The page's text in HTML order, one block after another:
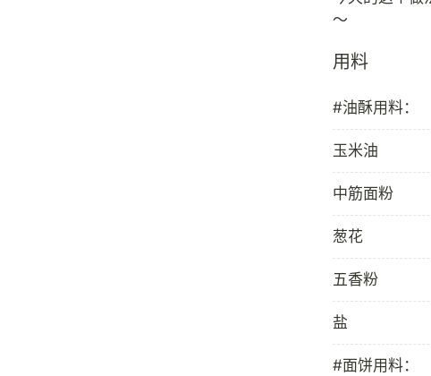
用料
#油酥用料：
玉米油
中筋面粉
葱花
五香粉
盐
#面饼用料：